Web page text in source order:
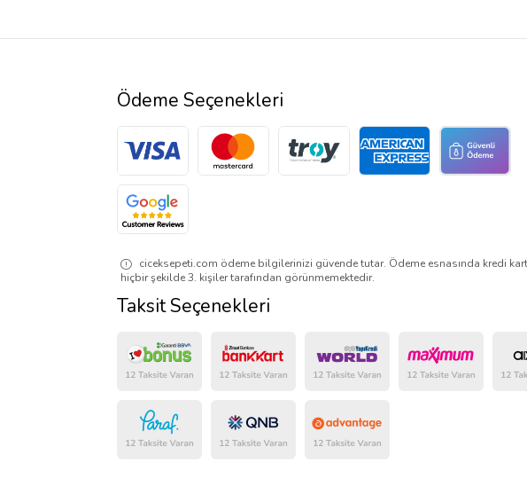
Ödeme Seçenekleri
ciceksepeti.com ödeme bilgilerinizi güvende tutar. Ödeme esnasında kredi
hiçbir şekilde 3. kişiler tarafından görünmemektedir.
Taksit Seçenekleri